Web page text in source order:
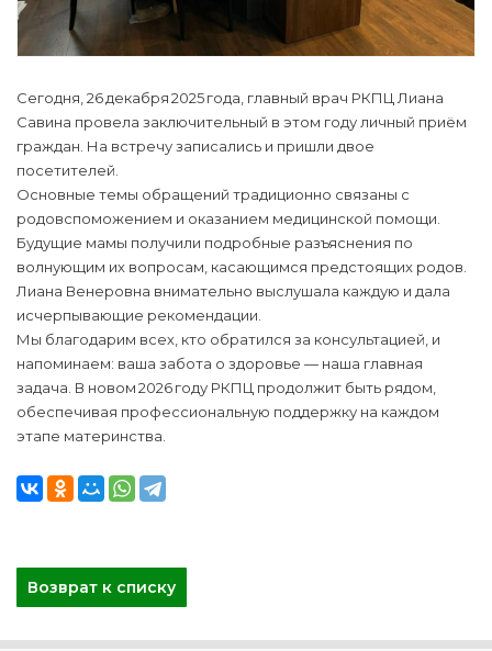
Сегодня, 26 декабря 2025 года, главный врач РКПЦ Лиана
Савина провела заключительный в этом году личный приём
граждан. На встречу записались и пришли двое
посетителей.
Основные темы обращений традиционно связаны с
родовспоможением и оказанием медицинской помощи.
Будущие мамы получили подробные разъяснения по
волнующим их вопросам, касающимся предстоящих родов.
Лиана Венеровна внимательно выслушала каждую и дала
исчерпывающие рекомендации.
Мы благодарим всех, кто обратился за консультацией, и
напоминаем: ваша забота о здоровье — наша главная
задача. В новом 2026 году РКПЦ продолжит быть рядом,
обеспечивая профессиональную поддержку на каждом
этапе материнства.
Возврат к списку